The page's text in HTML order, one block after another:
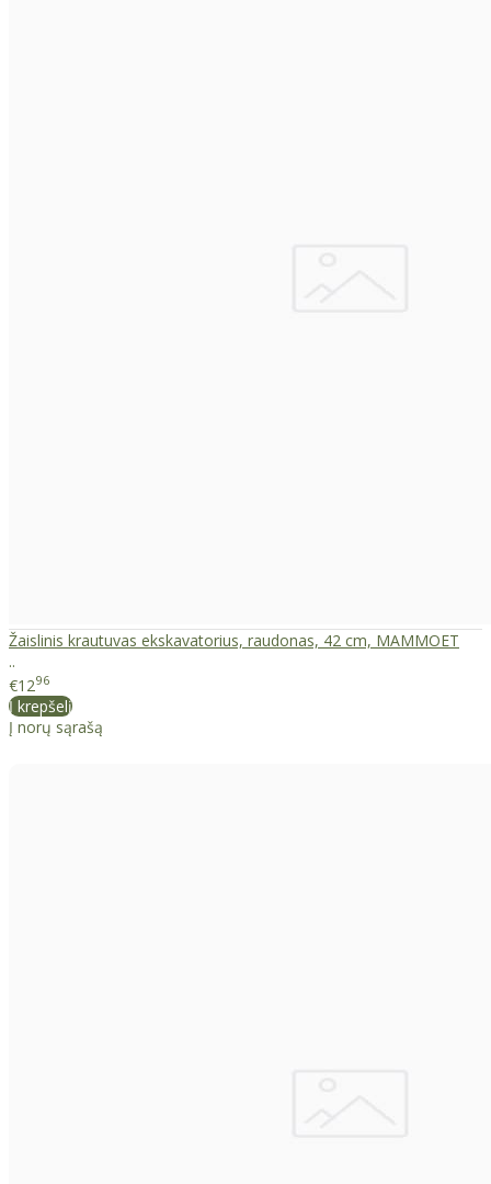
Žaislinis krautuvas ekskavatorius, raudonas, 42 cm, MAMMOET
..
€1296
Į krepšelį
Į norų sąrašą